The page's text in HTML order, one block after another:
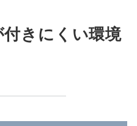
付きにくい環境